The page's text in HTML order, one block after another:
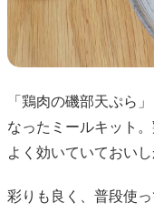
「鶏肉の磯部天ぷら
なったミールキット
よく効いていておいし
彩りも良く、普段使